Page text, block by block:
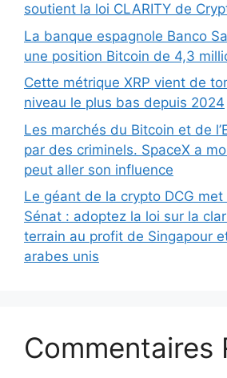
soutient la loi CLARITY de
La banque espagnole Banco
une position Bitcoin de 4,3
Cette métrique XRP vient de
niveau le plus bas depuis 2024
Les marchés du Bitcoin et de
par des criminels. SpaceX a
peut aller son influence
Le géant de la crypto DCG
Sénat : adoptez la loi sur la
terrain au profit de Singapour
arabes unis
Commentaires